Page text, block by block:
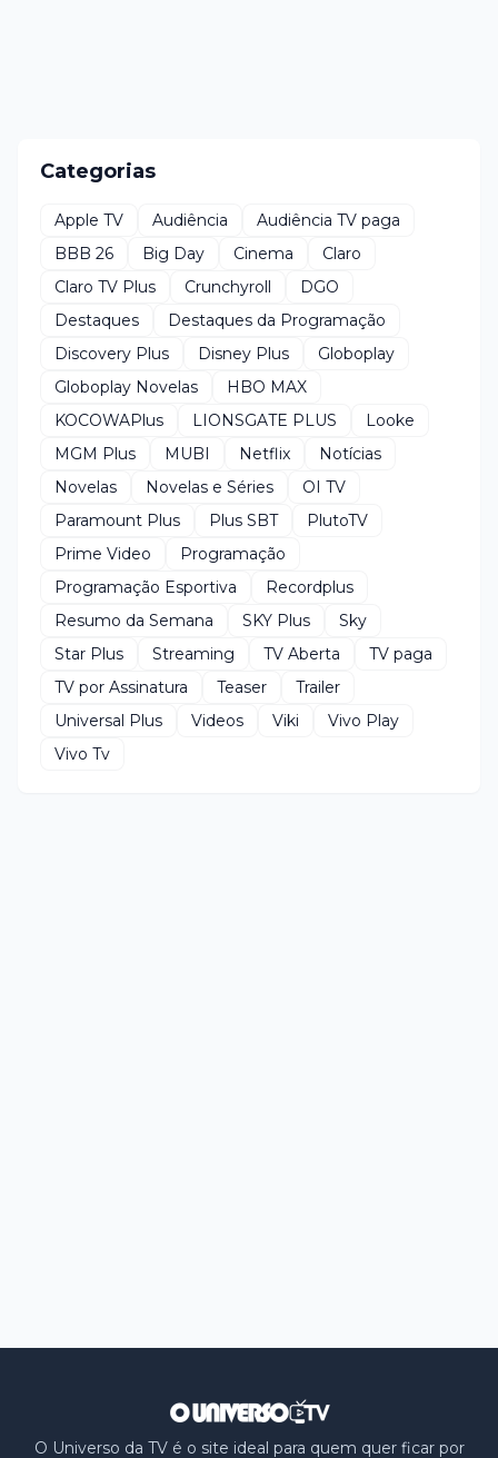
Categorias
Apple TV Audiência
Audiência TV paga
BBB 26
Big Day Cinema
Claro
Claro TV Plus
Crunchyroll
DGO
Destaques
Destaques da Programação
Discovery Plus
Disney Plus
Globoplay
Globoplay Novelas
HBO MAX
KOCOWAPlus
LIONSGATE PLUS
Looke
MGM Plus
MUBI Netflix
Notícias
Novelas
Novelas e Séries
OI TV
Paramount Plus
Plus SBT
PlutoTV
Prime Video
Programação
Programação Esportiva
Recordplus
Resumo da Semana
SKY Plus
Sky
Star Plus
Streaming TV Aberta
TV paga
TV por Assinatura
Teaser
Trailer
Universal Plus
Videos Viki
Vivo Play
Vivo Tv
O Universo da TV é o site ideal para quem quer ficar por